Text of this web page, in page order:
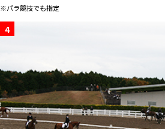
※パラ競技でも指定
4